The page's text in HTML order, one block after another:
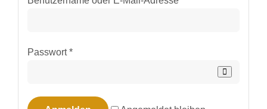
Passwort*Erforderlich